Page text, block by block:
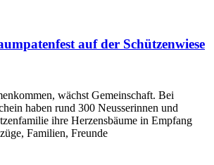
auf der Schützenwiese
wächst Gemeinschaft. Bei
haben rund 300 Neusserinnen und
ihre Herzensbäume in Empfang
Familien, Freunde